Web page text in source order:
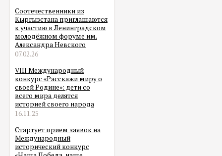
Соотечественники из
Кыргызстана приглашаются
к участию в Ленинградском
молодёжном форуме им.
Александра Невского
07.02.26
VIII Международный
конкурс «Расскажи миру о
своей Родине»: дети со
всего мира делятся
историей своего народа
16.11.25
Стартует прием заявок на
Международный
исторический конкурс